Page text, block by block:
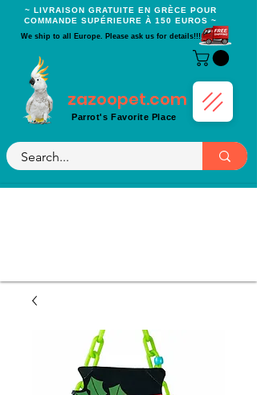
~ LIVRAISON GRATUITE EN GRÈCE POUR
COMMANDE SUPÉRIEURE À 150 EUROS ~
We ship to all Europe. Please ask us for details!!!
zazoopet.com
Parrot's Favorite Place